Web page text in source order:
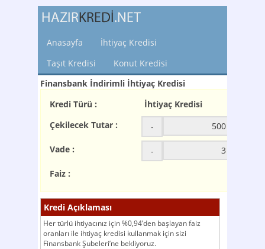
Anasayfa
İhtiyaç Kredisi
Taşıt Kredisi
Konut Kredisi
Finansbank İndirimli İhtiyaç Kredisi
Kredi Türü :
İhtiyaç Kredisi
Çekilecek Tutar :
-
Vade :
-
Faiz :
Kredi Açıklaması
Her türlü ihtiyacınız için %0,94’den başlayan faiz
oranları ile ihtiyaç kredisi kullanmak için sizi
Finansbank Şubeleri’ne bekliyoruz.